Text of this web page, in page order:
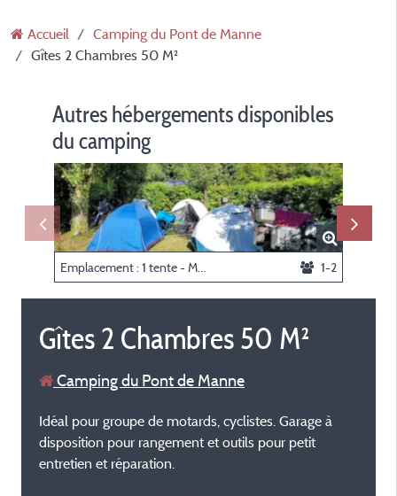
Accueil
Camping du Pont de Manne
Gîtes 2 Chambres 50 M²
Autres hébergements disponibles
du camping
1-2
Gîtes 2 Chambres 50 M²
Camping du Pont de Manne
Idéal pour groupe de motards, cyclistes. Garage à
disposition pour rangement et outils pour petit
entretien et réparation.